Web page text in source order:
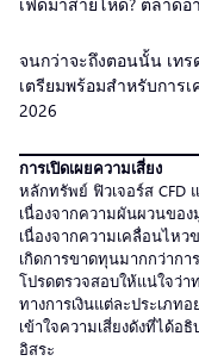
จนกว่าจะถึงตอนนั้น เทร
เตรียมพร้อมสำหรับการ
2026
การเปิดเผยความเสี่ยง
หลักทรัพย์ ฟิวเจอร์ส CFD
เนื่องจากความผันผวนของ
เนื่องจากความเคลื่อนไหว
เกิดการขาดทุนมากกว่าก
โปรดตรวจสอบให้แน่ใจว่า
ทางการเงินแต่ละประเภท
เข้าใจความเสี่ยงดังที่ได้
อิสระ